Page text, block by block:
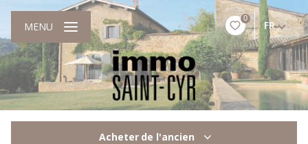
0
FR
MENU
Acheter de l'ancien